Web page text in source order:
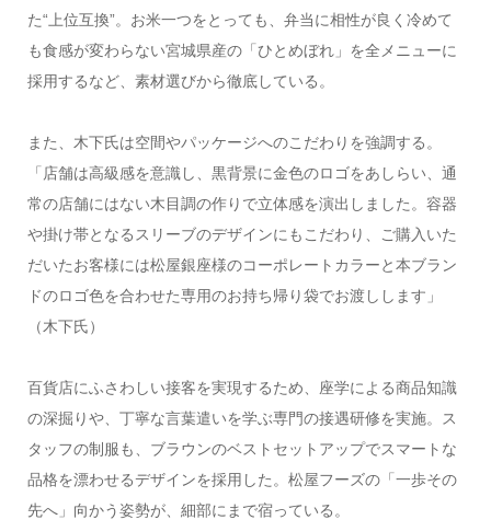
た“上位互換”。お米一つをとっても、弁当に相性が良く冷めて
も食感が変わらない宮城県産の「ひとめぼれ」を全メニューに
採用するなど、素材選びから徹底している。
また、木下氏は空間やパッケージへのこだわりを強調する。
「店舗は高級感を意識し、黒背景に金色のロゴをあしらい、通
常の店舗にはない木目調の作りで立体感を演出しました。容器
や掛け帯となるスリーブのデザインにもこだわり、ご購入いた
だいたお客様には松屋銀座様のコーポレートカラーと本ブラン
ドのロゴ色を合わせた専用のお持ち帰り袋でお渡しします」
（木下氏）
百貨店にふさわしい接客を実現するため、座学による商品知識
の深掘りや、丁寧な言葉遣いを学ぶ専門の接遇研修を実施。ス
タッフの制服も、ブラウンのベストセットアップでスマートな
品格を漂わせるデザインを採用した。松屋フーズの「一歩その
先へ」向かう姿勢が、細部にまで宿っている。